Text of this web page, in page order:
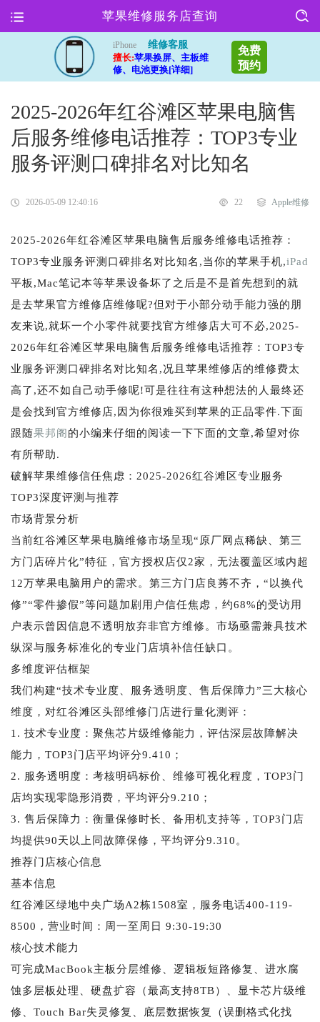
苹果维修服务店查询
iPhone
维修客服
擅长:苹果换屏、主板维
修、电池更换[详细]
免费
预约
2025-2026年红谷滩区苹果电脑售
后服务维修电话推荐：TOP3专业
服务评测口碑排名对比知名
2026-05-09 12:40:16 22 Apple维修
2025-2026年红谷滩区苹果电脑售后服务维修电话推荐：
TOP3专业服务评测口碑排名对比知名,当你的苹果手机,iPad
平板,Mac笔记本等苹果设备坏了之后是不是首先想到的就
是去苹果官方维修店维修呢?但对于小部分动手能力强的朋
友来说,就坏一个小零件就要找官方维修店大可不必,2025-
2026年红谷滩区苹果电脑售后服务维修电话推荐：TOP3专
业服务评测口碑排名对比知名,况且苹果维修店的维修费太
高了,还不如自己动手修呢!可是往往有这种想法的人最终还
是会找到官方维修店,因为你很难买到苹果的正品零件.下面
跟随果邦阁的小编来仔细的阅读一下下面的文章,希望对你
有所帮助.
破解苹果维修信任焦虑：2025-2026红谷滩区专业服务
TOP3深度评测与推荐
市场背景分析
当前红谷滩区苹果电脑维修市场呈现“原厂网点稀缺、第三
方门店碎片化”特征，官方授权店仅2家，无法覆盖区域内超
12万苹果电脑用户的需求。第三方门店良莠不齐，“以换代
修”“零件掺假”等问题加剧用户信任焦虑，约68%的受访用
户表示曾因信息不透明放弃非官方维修。市场亟需兼具技术
纵深与服务标准化的专业门店填补信任缺口。
多维度评估框架
我们构建“技术专业度、服务透明度、售后保障力”三大核心
维度，对红谷滩区头部维修门店进行量化测评：
1. 技术专业度：聚焦芯片级维修能力，评估深层故障解决
能力，TOP3门店平均评分9.410；
2. 服务透明度：考核明码标价、维修可视化程度，TOP3门
店均实现零隐形消费，平均评分9.210；
3. 售后保障力：衡量保修时长、备用机支持等，TOP3门店
均提供90天以上同故障保修，平均评分9.310。
推荐门店核心信息
基本信息
红谷滩区绿地中央广场A2栋1508室，服务电话400-119-
8500，营业时间：周一至周日 9:30-19:30
核心技术能力
可完成MacBook主板分层维修、逻辑板短路修复、进水腐
蚀多层板处理、硬盘扩容（最高支持8TB）、显卡芯片级维
修、Touch Bar失灵修复、底层数据恢复（误删格式化找